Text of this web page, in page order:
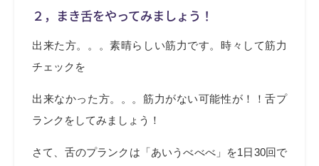
２，まき舌をやってみましょう！
出来た方。。。素晴らしい筋力です。時々して筋力
チェックを
出来なかった方。。。筋力がない可能性が！！舌プ
ランクをしてみましょう！
さて、舌のプランクは「あいうべべべ」を1日30回で